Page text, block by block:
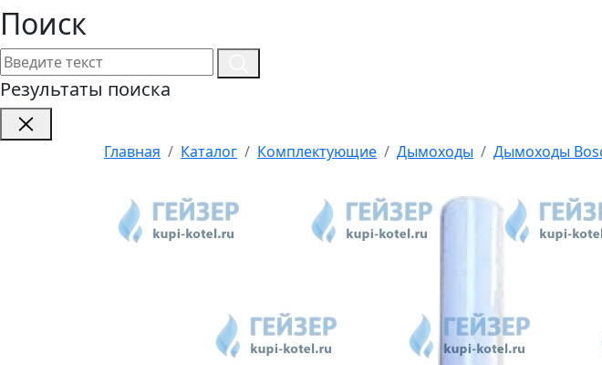
Поиск
Результаты поиска
Главная Каталог Комплектующие Дымоходы Дымоходы